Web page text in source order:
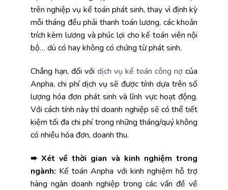
trên nghiệp vụ kế toán phát sinh, thay vì định kỳ
mỗi tháng đều phải thanh toán lương, các khoản
trích kèm lương và phúc lợi cho kế toán viên nội
bộ… dù có hay không có chứng từ phát sinh.
Chẳng hạn, đối với dịch vụ kế toán công nợ của
Anpha, chi phí dịch vụ sẽ được tính dựa trên số
lượng hóa đơn phát sinh và lĩnh vực hoạt động.
Với cách tính này thì doanh nghiệp sẽ có thể tiết
kiệm tối đa chi phí trong những tháng/quý không
có nhiều hóa đơn, doanh thu.
➨ Xét về thời gian và kinh nghiệm trong
ngành: Kế toán Anpha với kinh nghiệm hỗ trợ
hàng ngàn doanh nghiệp trong các vấn đề về